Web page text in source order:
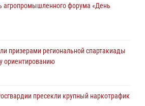
агропромышленного форума «День
призерами региональной спартакиады
ориентированию
пресекли крупный наркотрафик